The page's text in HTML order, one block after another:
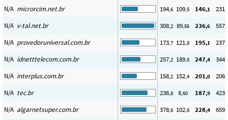
N/A microrcim.net.br 194,6 109,5 146,1 231
N/A v-tal.net.br 308,2 89,56 236,6 557
N/A provedoruniversal.com.br 173,7 121,8 195,1 237
N/A idnetttelecom.com.br 257,2 189,5 247,4 344
N/A interplus.com.br 158,2 152,4 201,0 206
N/A tec.br 236,8 8,60 187,9 423
N/A algarnetsuper.com.br 378,6 102,6 228,4 659